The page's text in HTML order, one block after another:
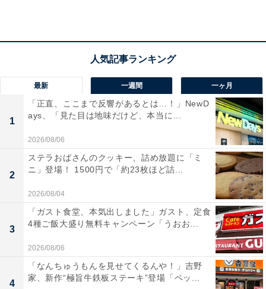
「海鮮まだ食べてないのにもう次が来るんですか？」な
どの声も寄せられました。
かつや史上、最も豪快な生姜焼き！！
チキンカツの合い盛り
／／／｜｜｜＼＼＼
かつやが本気で挑んだジャンボサイズの生姜焼き🔥
夏バテなんて言わせない、全力飯の登場です。
／
🗓️7月3日(金)スタートです📣
最新 一週間 一ヶ月
1
「正直、ここまで反響があるとは…！」NewD
ays、「見た目は地味だけど、本当に...
2026/08/06
2
ステラおばさんのクッキー、詰め放題に「ミ
ニ」登場！ 1500円で「約23枚ほど詰...
2026/08/04
3
「ガスト食堂、本気出しました」ガスト、定食
4種ご飯大盛り無料キャンペーン「うおお...
2026/08/06
4
「なんちゅうもんを見せてくるんや！」吉野
家、新作“極旨牛鉄板ステーキ”登場「ペッ...